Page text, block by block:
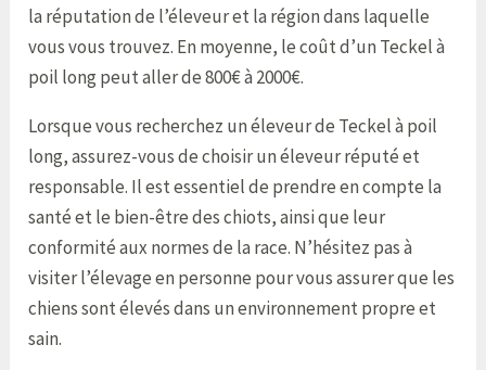
la réputation de l’éleveur et la région dans laquelle
vous vous trouvez. En moyenne, le coût d’un Teckel à
poil long peut aller de 800€ à 2000€.
Lorsque vous recherchez un éleveur de Teckel à poil
long, assurez-vous de choisir un éleveur réputé et
responsable. Il est essentiel de prendre en compte la
santé et le bien-être des chiots, ainsi que leur
conformité aux normes de la race. N’hésitez pas à
visiter l’élevage en personne pour vous assurer que les
chiens sont élevés dans un environnement propre et
sain.